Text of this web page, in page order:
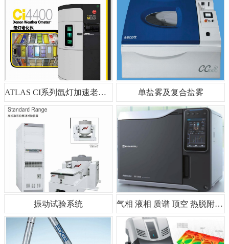
ATLAS CI系列氙灯加速老化试验箱及配件 单盐雾及复合盐雾
振动试验系统 气相 液相 质谱 顶空 热脱附 元素分析